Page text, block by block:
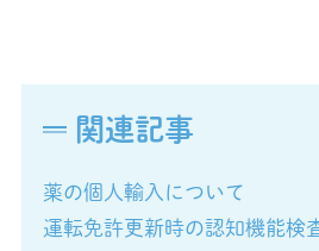
関連記事
薬の個人輸入について
運転免許更新時の認知機能検